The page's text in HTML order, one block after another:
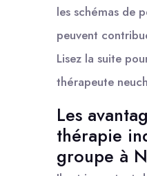
les schémas de
peuvent
Lisez la suite
thérapeute
Les
thérapie
groupe à